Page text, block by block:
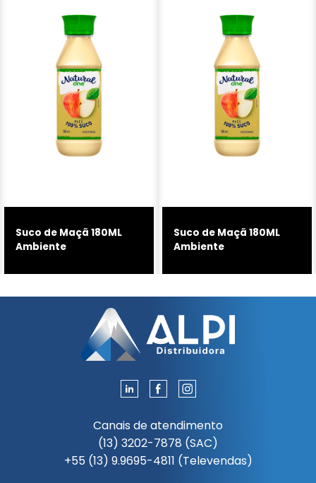
Suco de Maçã 180ML
Ambiente
Suco de Maçã 180ML
Ambiente
Canais de atendimento
(13) 3202-7878 (SAC)
+55 (13) 9.9695-4811 (Televendas)